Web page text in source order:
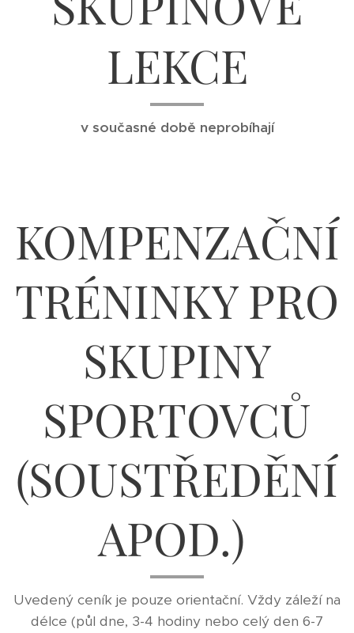
LEKCE
v současné době neprobíhají
KOMPENZAČNÍ
TRÉNINKY PRO
SKUPINY
SPORTOVCŮ
(SOUSTŘEDĚNÍ
APOD.)
Uvedený ceník je pouze orientační. Vždy záleží na
délce (půl dne, 3-4 hodiny nebo celý den 6-7